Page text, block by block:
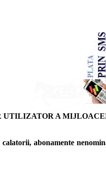
A
abonamente